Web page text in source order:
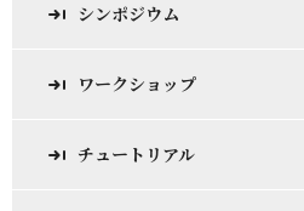
シンポジウム
ワークショップ
チュートリアル